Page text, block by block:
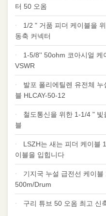
터 50 오옴
1/2 " 거품 피더 케이블을
동축 커넥터
1-5/8'' 50ohm 코아시얼 케
VSWR
발포 폴리에틸렌 유전체
블 HLCAY-50-12
철도통신을 위한 1-1/4 "
블
LSZH는 새는 피더 케이블
이블을 입힙니다
기지국 누설 급전선 케이
500m/Drum
구리 튜브 50 오옴 최고 신